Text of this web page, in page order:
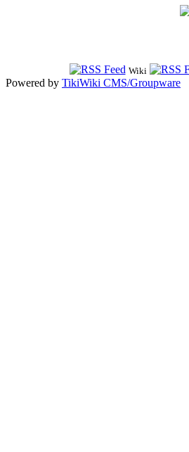
Wiki
Powered by TikiWiki CMS/Groupware